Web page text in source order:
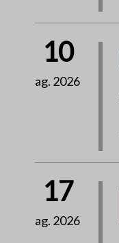
10
ag. 2026
17
ag. 2026